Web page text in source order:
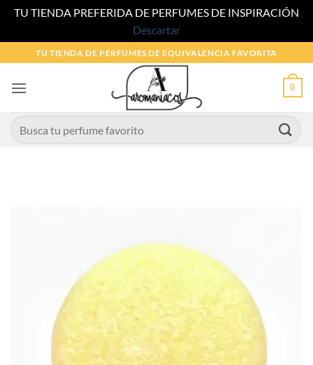
TU TIENDA PREFERIDA DE PERFUMES DE INSPIRACIÓN
Descartar
al
contenido
TU TIENDA DE PERFUMES DE EQUIVALENCIA FAVORITA
0
Buscar
por: